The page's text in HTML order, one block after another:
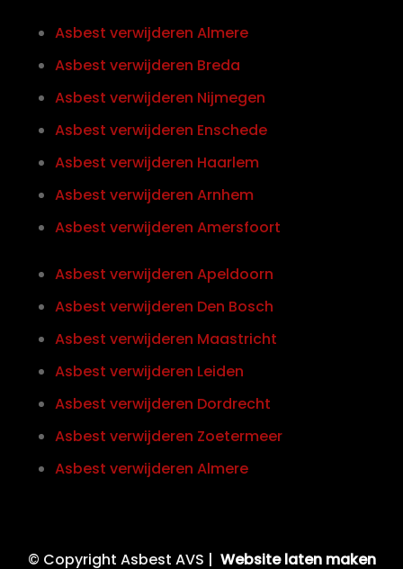
Asbest verwijderen Almere
Asbest verwijderen Breda
Asbest verwijderen Nijmegen
Asbest verwijderen Enschede
Asbest verwijderen Haarlem
Asbest verwijderen Arnhem
Asbest verwijderen Amersfoort
Asbest verwijderen Apeldoorn
Asbest verwijderen Den Bosch
Asbest verwijderen Maastricht
Asbest verwijderen Leiden
Asbest verwijderen Dordrecht
Asbest verwijderen Zoetermeer
Asbest verwijderen Almere
© Copyright Asbest AVS | Website laten maken